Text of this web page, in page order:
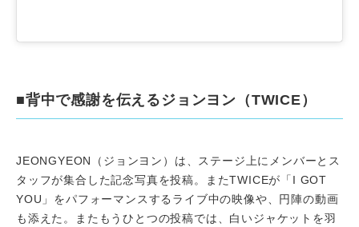
■背中で感謝を伝えるジョンヨン（TWICE）
JEONGYEON（ジョンヨン）は、ステージ上にメンバーとス
タッフが集合した記念写真を投稿。またTWICEが「I GOT
YOU」をパフォーマンスするライブ中の映像や、円陣の動画
も添えた。またもうひとつの投稿では、白いジャケットを羽